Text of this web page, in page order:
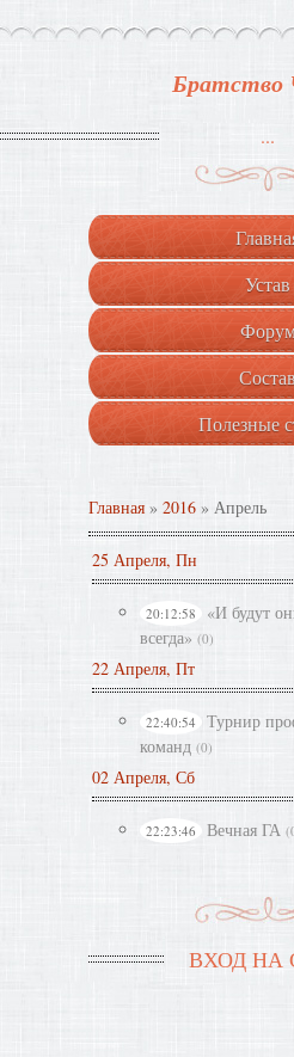
Братство
...
Устав
Состав
Полезные
Главная » 2016 » Апрель
25 Апреля, Пн
20:12:58
«И будут
всегда» (0)
22 Апреля, Пт
22:40:54
Турнир
команд (0)
02 Апреля, Сб
22:23:46 Вечная ГА
ВХОД НА